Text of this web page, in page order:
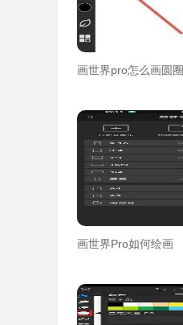
画世界pro怎么画圆圈
画世界Pro如何绘画